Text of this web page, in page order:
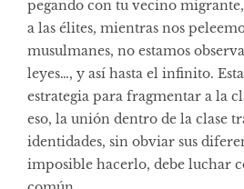
pegando con tu vecino
a las élites, mientras nos
musulmanes, no estamos
leyes…, y así hasta el infinito.
estrategia para fragmentar a la
eso, la unión dentro de la clase
identidades, sin obviar sus
imposible hacerlo, debe luchar